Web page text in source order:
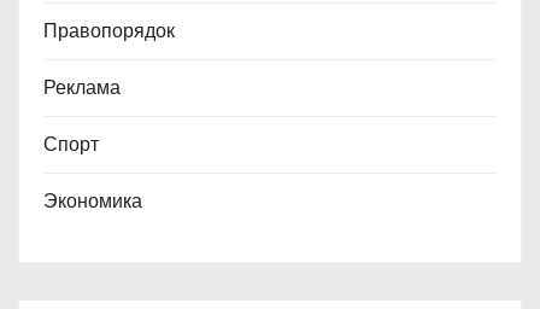
Правопорядок
Реклама
Спорт
Экономика